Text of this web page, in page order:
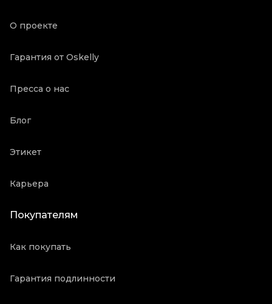
Продавец
О проекте
Гарантия от Oskelly
Пресса о нас
Блог
Этикет
Карьера
Покупателям
Как покупать
Гарантия подлинности